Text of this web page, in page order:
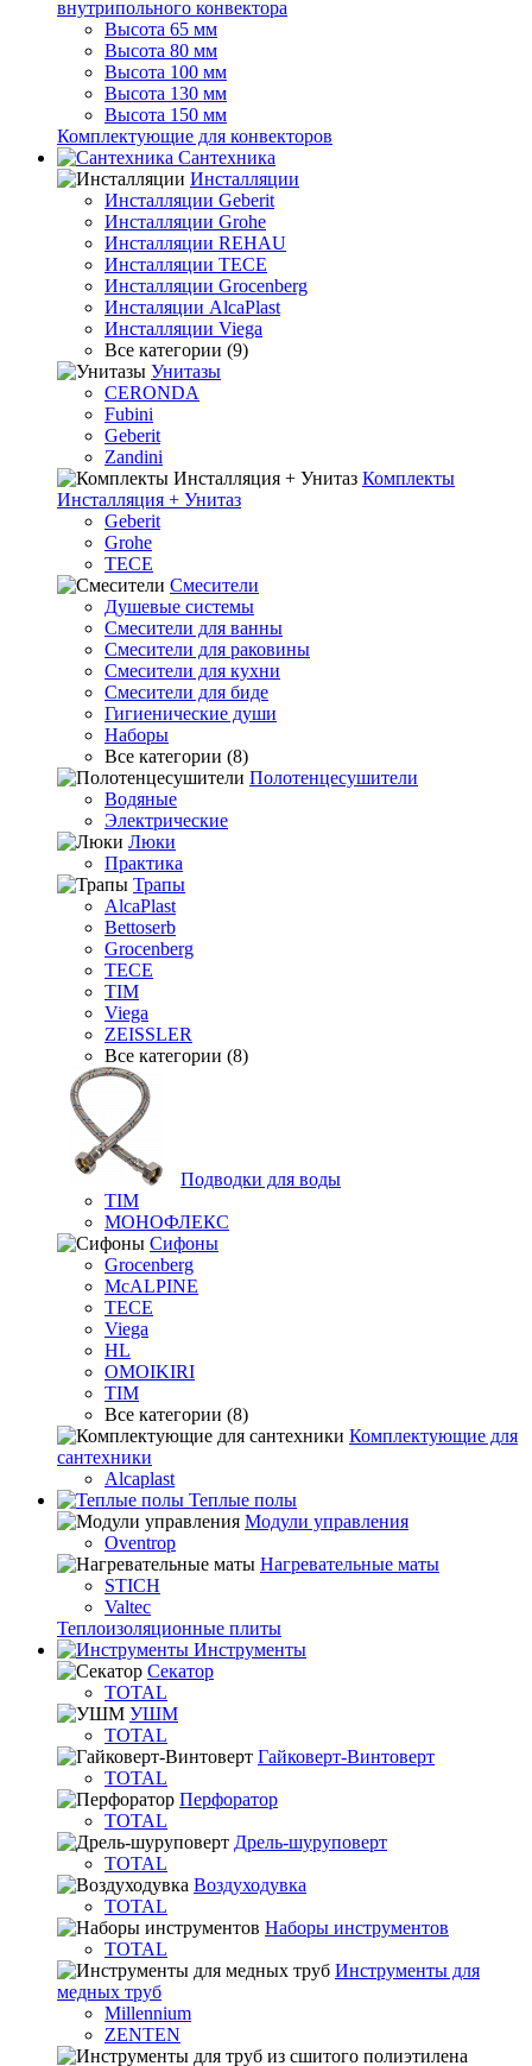
внутрипольного конвектора
Высота 65 мм
Высота 80 мм
Высота 100 мм
Высота 130 мм
Высота 150 мм
Комплектующие для конвекторов
Сантехника
Инсталляции
Инсталляции Geberit
Инсталляции Grohe
Инсталляции REHAU
Инсталляции TECE
Инсталляции Grocenberg
Инсталяции AlcaPlast
Инсталляции Viega
Все категории (9)
Унитазы
CERONDA
Fubini
Geberit
Zandini
Комплекты
Инсталляция + Унитаз
Geberit
Grohe
TECE
Смесители
Душевые системы
Смесители для ванны
Смесители для раковины
Смесители для кухни
Смесители для биде
Гигиенические души
Наборы
Все категории (8)
Полотенцесушители
Водяные
Электрические
Люки
Практика
Трапы
AlcaPlast
Bettoserb
Grocenberg
TECE
TIM
Viega
ZEISSLER
Все категории (8)
Подводки для воды
TIM
МОНОФЛЕКС
Сифоны
Grocenberg
McALPINE
TECE
Viega
HL
OMOIKIRI
TIM
Все категории (8)
Комплектующие для
сантехники
Alcaplast
Теплые полы
Модули управления
Oventrop
Нагревательные маты
STICH
Valtec
Теплоизоляционные плиты
Инструменты
Секатор
TOTAL
УШМ
TOTAL
Гайковерт-Винтоверт
TOTAL
Перфоратор
TOTAL
Дрель-шуруповерт
TOTAL
Воздуходувка
TOTAL
Наборы инструментов
TOTAL
Инструменты для
медных труб
Millennium
ZENTEN